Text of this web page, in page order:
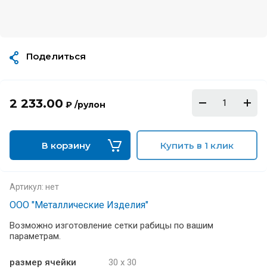
2 233.00 ₽ /рулон
В корзину Купить в 1 клик
Артикул: нет
ООО "Металлические Изделия"
Возможно изготовление сетки рабицы по вашим
параметрам.
размер ячейки 30 х 30
Поделиться